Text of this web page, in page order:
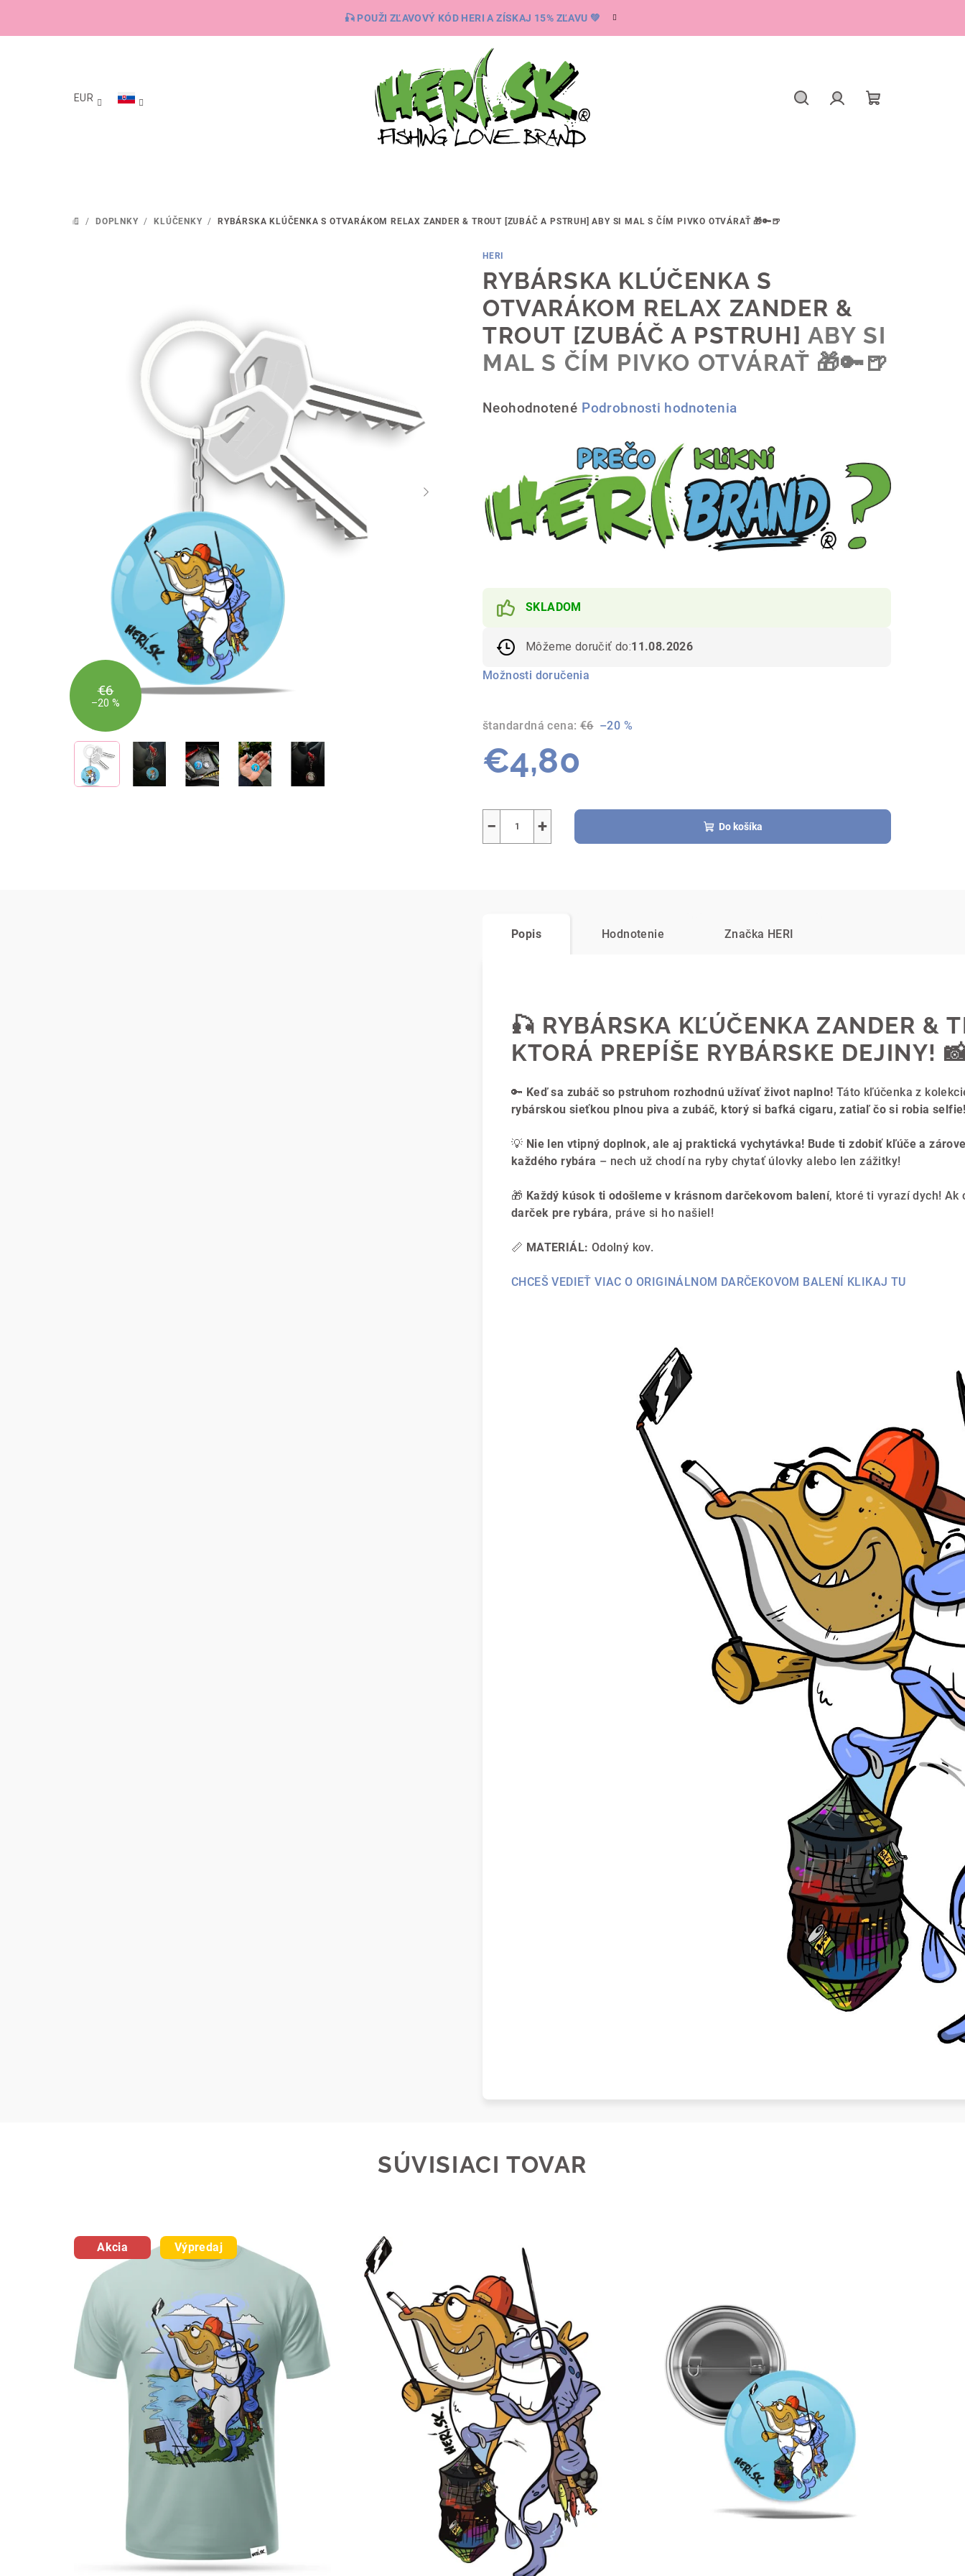
🎣 POUŽI ZĽAVOVÝ KÓD HERI A ZÍSKAJ 15% ZĽAVU 💚
EUR
DOMOV
/ DOPLNKY / KLÚČENKY / RYBÁRSKA KLÚČENKA S OTVARÁKOM RELAX ZANDER & TROUT [ZUBÁČ A PSTRUH]ABY SI MAL S ČÍM PIVKO OTVÁRAŤ 🎁🔑🍺
HERI
RYBÁRSKA KLÚČENKA S
OTVARÁKOM RELAX ZANDER &
TROUT [ZUBÁČ A PSTRUH] ABY SI
MAL S ČÍM PIVKO OTVÁRAŤ 🎁🔑🍺
Priemerné
0,0
z
5
Neohodnotené Podrobnosti hodnotenia
štandardná cena: €6 –20 %
€4,80
cena:
SKLADOM
Môžeme doručiť do:11.08.2026
Možnosti doručenia
+
− Do košíka
€6
–20 %
Popis Hodnotenie Značka HERI
🎣 RYBÁRSKA KĽÚČENKA ZANDER &
KTORÁ PREPÍŠE RYBÁRSKE DEJINY!
🔑 Keď sa zubáč so pstruhom rozhodnú užívať život naplno! Táto kľúčenka z
rybárskou sieťkou plnou piva a zubáč, ktorý si bafká cigaru, zatiaľ čo si robia
💡 Nie len vtipný doplnok, ale aj praktická vychytávka! Bude ti zdobiť kľúče a
každého rybára – nech už chodí na ryby chytať úlovky alebo len zážitky!
🎁 Každý kúsok ti odošleme v krásnom darčekovom balení, ktoré ti vyrazí dych!
darček pre rybára, práve si ho našiel!
📏 MATERIÁL: Odolný kov.
CHCEŠ VEDIEŤ VIAC O ORIGINÁLNOM DARČEKOVOM BALENÍ KLIKAJ TU
SÚVISIACI TOVAR
Akcia Výpredaj